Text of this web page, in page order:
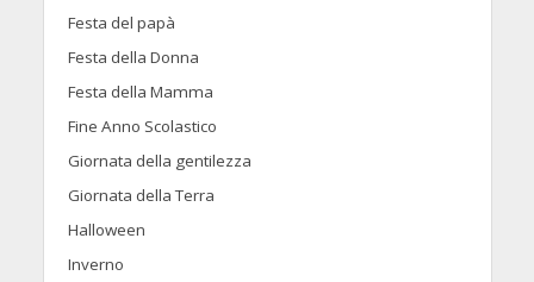
Festa del papà
Festa della Donna
Festa della Mamma
Fine Anno Scolastico
Giornata della gentilezza
Giornata della Terra
Halloween
Inverno